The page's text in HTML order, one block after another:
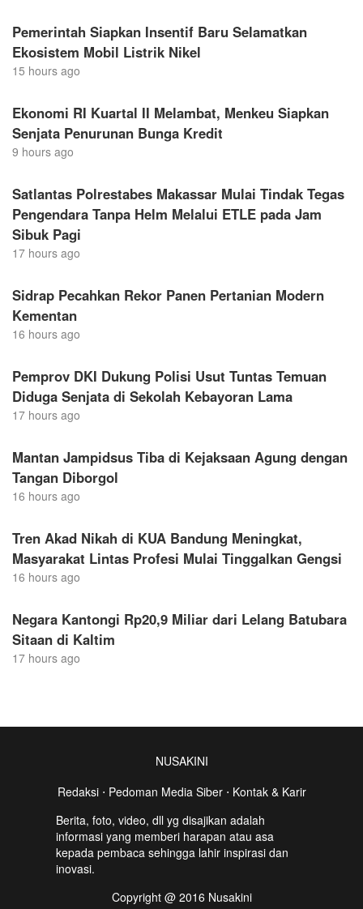
Pemerintah Siapkan Insentif Baru Selamatkan
Ekosistem Mobil Listrik Nikel
15 hours ago
Ekonomi RI Kuartal II Melambat, Menkeu Siapkan
Senjata Penurunan Bunga Kredit
9 hours ago
Satlantas Polrestabes Makassar Mulai Tindak Tegas
Pengendara Tanpa Helm Melalui ETLE pada Jam
Sibuk Pagi
17 hours ago
Sidrap Pecahkan Rekor Panen Pertanian Modern
Kementan
16 hours ago
Pemprov DKI Dukung Polisi Usut Tuntas Temuan
Diduga Senjata di Sekolah Kebayoran Lama
17 hours ago
Mantan Jampidsus Tiba di Kejaksaan Agung dengan
Tangan Diborgol
16 hours ago
Tren Akad Nikah di KUA Bandung Meningkat,
Masyarakat Lintas Profesi Mulai Tinggalkan Gengsi
16 hours ago
Negara Kantongi Rp20,9 Miliar dari Lelang Batubara
Sitaan di Kaltim
17 hours ago
NUSAKINI
Redaksi⋅ Pedoman Media Siber⋅ Kontak & Karir
Berita, foto, video, dll yg disajikan adalah
informasi yang memberi harapan atau asa
kepada pembaca sehingga lahir inspirasi dan
inovasi.
Copyright @ 2016 Nusakini